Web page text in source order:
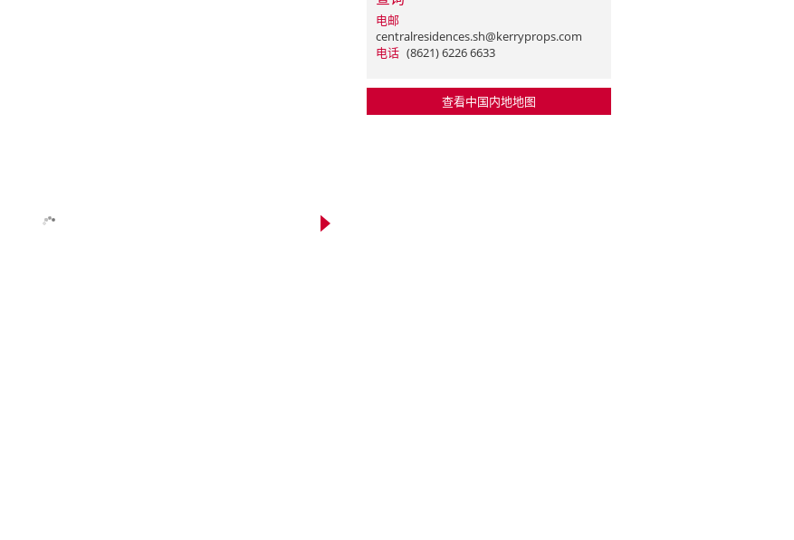
电邮
centralresidences.sh@kerryprops.com
电话 (8621) 6226 6633
查看中国内地地图